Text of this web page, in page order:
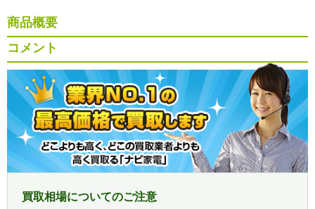
商品概要
コメント
買取相場についてのご注意